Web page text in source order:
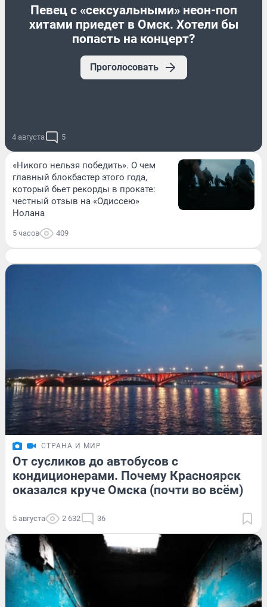
Певец с «сексуальными» неон-поп
хитами приедет в Омск. Хотели бы
попасть на концерт?
Проголосовать
4 августа 5
«Никого нельзя победить». О чем
главный блокбастер этого года,
который бьет рекорды в прокате:
честный отзыв на «Одиссею»
Нолана
5 часов 409
СТРАНА И МИР
От сусликов до автобусов с
кондиционерами. Почему Красноярск
оказался круче Омска (почти во всём)
5 августа 2 632 36